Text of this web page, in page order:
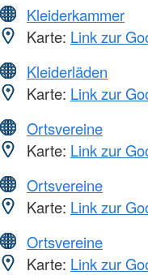
Kleiderkammer
Karte: Link zur
Kleiderläden
Karte: Link zur
Ortsvereine
Karte: Link zur
Ortsvereine
Karte: Link zur
Ortsvereine
Karte: Link zur